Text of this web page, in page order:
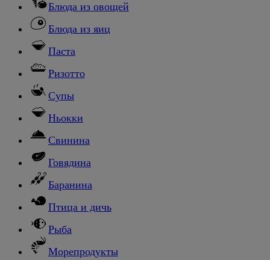
Блюда из овощей
Блюда из яиц
Паста
Ризотто
Супы
Ньокки
Свинина
Говядина
Баранина
Птица и дичь
Рыба
Морепродукты